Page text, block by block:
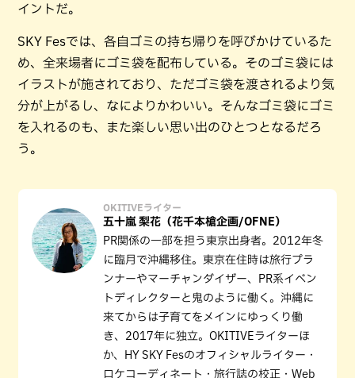
イントだ。
SKY Fesでは、各自ゴミの持ち帰りを呼びかけているた
め、全来場者にゴミ袋を配布している。そのゴミ袋には
イラストが施されており、ただゴミ袋を渡されるより気
分が上がるし、なによりかわいい。そんなゴミ袋にゴミ
を入れるのも、また楽しい思い出のひとつとなるだろ
う。
OKITIVEライター
五十嵐 梨花（花千本槍企画/OFNE）
PR関係の一部を担う東京出身者。2012年冬
に臨月で沖縄移住。東京在住時は旅行プラ
ンナーやマーチャンダイザー、PR系イベン
トディレクターと鬼のように働く。沖縄に
来てからは子育てをメインにゆっくり働
き、2017年に独立。OKITIVEライターほ
か、HY SKY Fesのオフィシャルライター・
ロケコーディネート・旅行誌の校正・Web